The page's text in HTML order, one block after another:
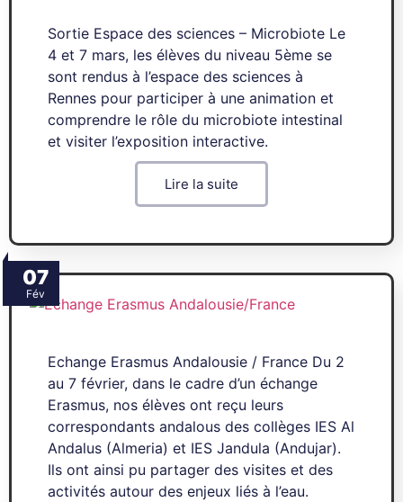
Sortie Espace des sciences – Microbiote Le
4 et 7 mars, les élèves du niveau 5ème se
sont rendus à l’espace des sciences à
Rennes pour participer à une animation et
comprendre le rôle du microbiote intestinal
et visiter l’exposition interactive.
Lire la suite
07
Fév
Echange Erasmus Andalousie / France Du 2
au 7 février, dans le cadre d’un échange
Erasmus, nos élèves ont reçu leurs
correspondants andalous des collèges IES Al
Andalus (Almeria) et IES Jandula (Andujar).
Ils ont ainsi pu partager des visites et des
activités autour des enjeux liés à l’eau.